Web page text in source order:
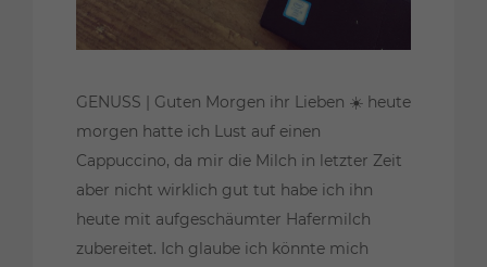
GENUSS | Guten Morgen ihr Lieben ☀️ heute
morgen hatte ich Lust auf einen
Cappuccino, da mir die Milch in letzter Zeit
aber nicht wirklich gut tut habe ich ihn
heute mit aufgeschäumter Hafermilch
zubereitet. Ich glaube ich könnte mich